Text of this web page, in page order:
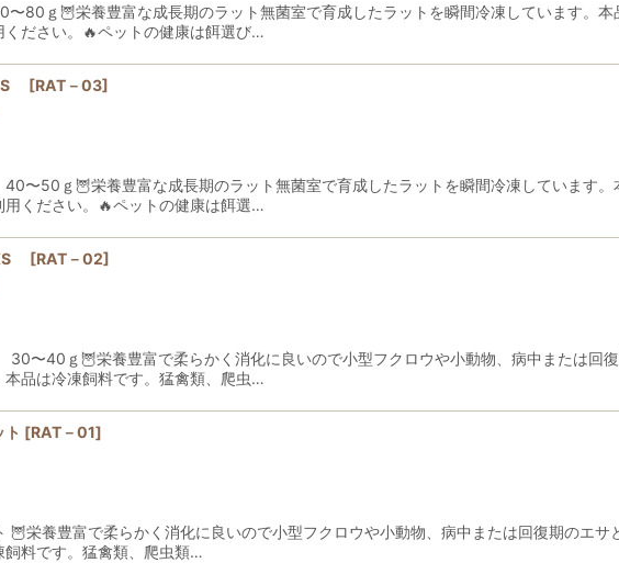
80ｇ🦉栄養豊富な成長期のラット無菌室で育成したラットを瞬間冷凍しています。
ください。🔥ペットの健康は餌選び…
[RAT－03]
〜50ｇ🦉栄養豊富な成長期のラット無菌室で育成したラットを瞬間冷凍しています。
用ください。🔥ペットの健康は餌選…
[RAT－02]
〜40ｇ🦉栄養豊富で柔らかく消化に良いので小型フクロウや小動物、病中または回
本品は冷凍飼料です。猛禽類、爬虫…
[RAT－01]
🦉栄養豊富で柔らかく消化に良いので小型フクロウや小動物、病中または回復期のエ
飼料です。猛禽類、爬虫類…